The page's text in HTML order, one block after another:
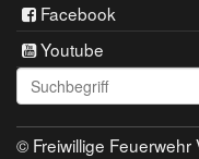
Facebook
Youtube
Seite
durchsuchen:
© Freiwillige